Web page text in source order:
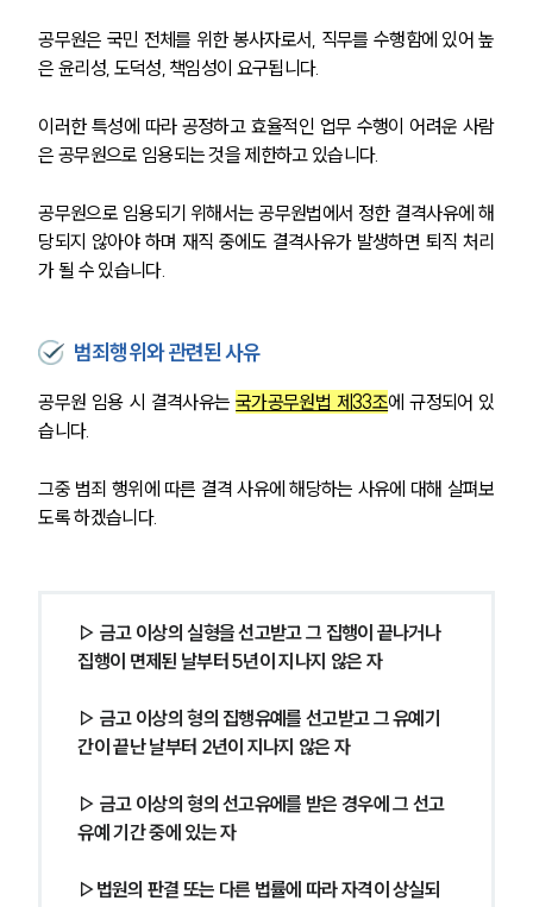
공무원은 국민 전체를 위한 봉사자로서, 직무를 수행함에 있어 높
은 윤리성, 도덕성, 책임성이 요구됩니다.
이러한 특성에 따라 공정하고 효율적인 업무 수행이 어려운 사람
은 공무원으로 임용되는 것을 제한하고 있습니다.
공무원으로 임용되기 위해서는 공무원법에서 정한 결격사유에 해
당되지 않아야 하며 재직 중에도 결격사유가 발생하면 퇴직 처리
가 될 수 있습니다.
범죄행위와 관련된 사유
공무원 임용 시 결격사유는 국가공무원법 제33조에 규정되어 있
습니다.
그중 범죄 행위에 따른 결격 사유에 해당하는 사유에 대해 살펴보
도록 하겠습니다.
▷ 금고 이상의 실형을 선고받고 그 집행이 끝나거나
집행이 면제된 날부터 5년이 지나지 않은 자
▷ 금고 이상의 형의 집행유예를 선고받고 그 유예기
간이 끝난 날부터 2년이 지나지 않은 자
▷ 금고 이상의 형의 선고유에를 받은 경우에 그 선고
유예 기간 중에 있는 자
▷법원의 판결 또는 다른 법률에 따라 자격이 상실되